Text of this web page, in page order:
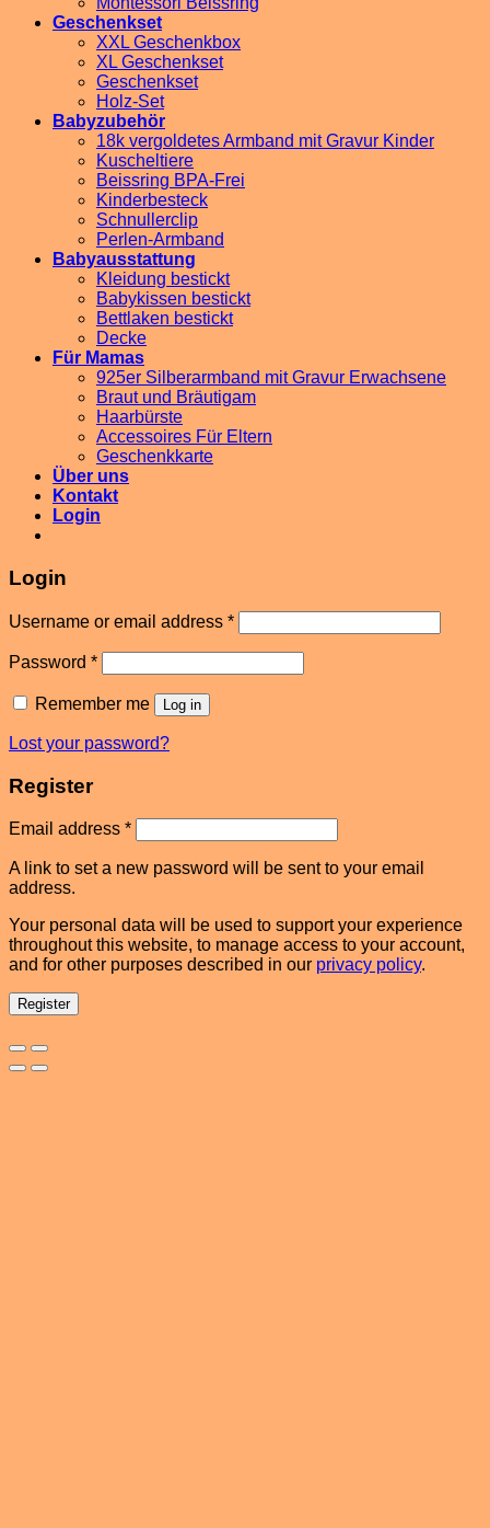
Geschenkset
XXL Geschenkbox
XL Geschenkset
Geschenkset
Holz-Set
Babyzubehör
18k vergoldetes Armband mit Gravur Kinder
Kuscheltiere
Beissring BPA-Frei
Kinderbesteck
Schnullerclip
Perlen-Armband
Babyausstattung
Kleidung bestickt
Babykissen bestickt
Bettlaken bestickt
Decke
Für Mamas
925er Silberarmband mit Gravur Erwachsene
Braut und Bräutigam
Haarbürste
Accessoires Für Eltern
Geschenkkarte
Über uns
Kontakt
Login
Login
Username or email address *
Password *
Remember me Log in
Lost your password?
Register
Email address *
A link to set a new password will be sent to your email
address.
Your personal data will be used to support your experience
throughout this website, to manage access to your account,
and for other purposes described in our privacy policy.
Register